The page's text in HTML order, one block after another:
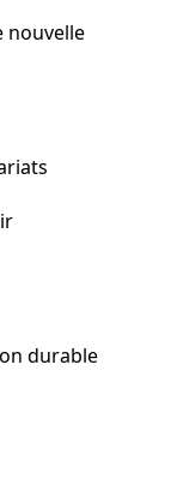
nouvelle
durable